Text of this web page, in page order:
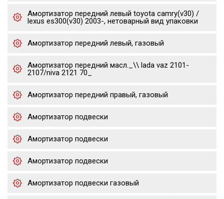
Амортизатор передний левый toyota camry(v30) /
lexus es300(v30) 2003-, нетоварный вид упаковки
Амортизатор передний левый, газовый
Амортизатор передний масл._\\ lada vaz 2101-
2107/niva 2121 70_
Амортизатор передний правый, газовый
Амортизатор подвески
Амортизатор подвески
Амортизатор подвески
Амортизатор подвески газовый